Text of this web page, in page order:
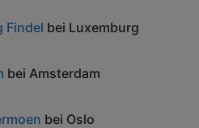
Findel bei Luxemburg
bei Amsterdam
bei Oslo